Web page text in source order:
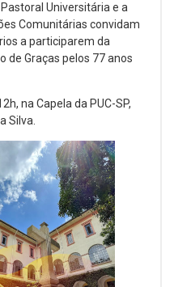
Universitária e a
Comunitárias convidam
a participarem da
de Graças pelos 77 anos
na Capela da PUC-SP,
Silva.